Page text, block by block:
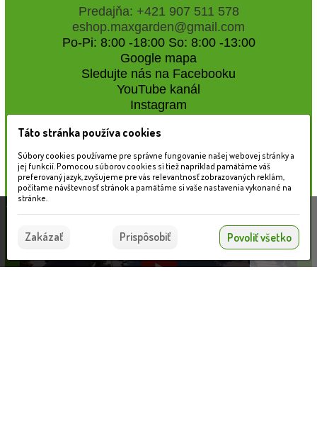
Predajňa: +421 907 511 578
eshop.maxgarden@gmail.com
Po-Pi: 8:00 -18:00 So: 8:00 -13:00
Google mapa
Sledujte nás na Facebooku
YouTube kanál
Instagram
Naše záhradné centrum
Táto stránka používa súbory cookies, ktoré nám
pomáhajú poskytovať služby. Používaním našich
služieb vyjadrujete súhlas s používaním súborov
Súhlasím
Táto stránka používa cookies
Súbory cookies používame pre správne fungovanie našej webovej stránky a
jej funkcií. Pomocou súborov cookies si tiež napríklad pamätáme váš
preferovaný jazyk, zvyšujeme pre vás relevantnosť zobrazovaných reklám,
počítame návštevnosť stránok a pamätáme si vaše nastavenia vykonané na
stránke.
Zakázať Prispôsobiť Povoliť všetko